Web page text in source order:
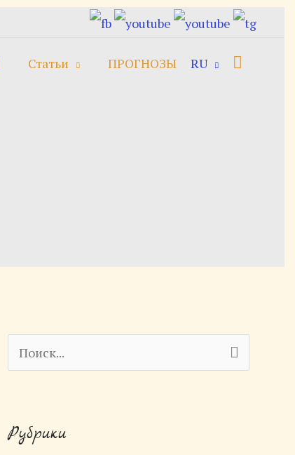
Статьи ПРОГНОЗЫ RU Поиск
с
Рубрики